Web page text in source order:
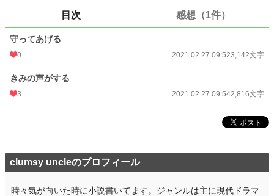
0 pt
文字数 5,958
更新日時
初回公開日時 2021.02.27 09:52
初回完結日時
年間ポイント 56 pt (154,671 位)
目次 感想（1件）
守ってあげる
0 2021.02.27 09:523,142文字
きみの声がする
3 2021.02.27 09:542,816文字
clumsy uncleのプロフィール
時々気が向いた時に小説書いてます。ジャンルは主に現代ドラマ